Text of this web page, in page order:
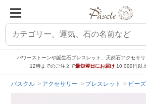
パワーストーンや誕生石ブレスレット、天然石アクセサ
12時までのご注文で最短翌日にお届け 10,000円以
パスクル アクセサリー ブレスレット ビーズ